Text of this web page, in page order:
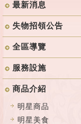
最新消息
失物招領公告
全區導覽
服務設施
商品介紹
明星商品
明星美食